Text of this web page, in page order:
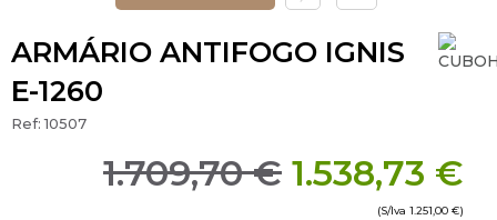
ARMÁRIO ANTIFOGO IGNIS
E-1260
Ref:10507
1.709,70 € 1.538,73 €
(S/Iva 1.251,00 €)